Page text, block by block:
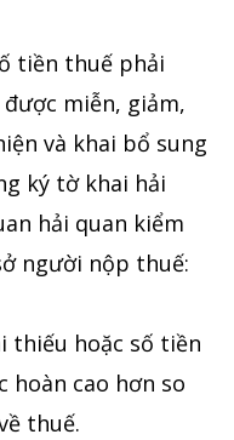
tiền thuế phải
miễn, giảm,
và khai bổ sung
ký tờ khai hải
hải quan kiểm
người nộp thuế:
thiếu hoặc số tiền
hoàn cao hơn so
thuế.